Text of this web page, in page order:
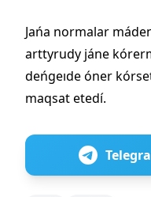
Jańa normalar
arttyrudy jáne
deńgeıde óner
maqsat etedí.